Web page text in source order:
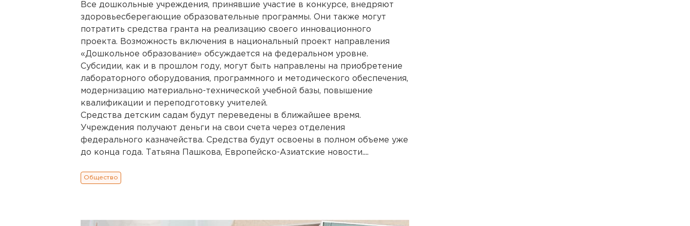
Все дошкольные учреждения, принявшие участие в конкурсе, внедряют
здоровьесберегающие образовательные программы. Они также могут
потратить средства гранта на реализацию своего инновационного
проекта. Возможность включения в национальный проект направления
«Дошкольное образование» обсуждается на федеральном уровне.
Субсидии, как и в прошлом году, могут быть направлены на приобретение
лабораторного оборудования, программного и методического обеспечения,
модернизацию материально-технической учебной базы, повышение
квалификации и переподготовку учителей.
Средства детским садам будут переведены в ближайшее время.
Учреждения получают деньги на свои счета через отделения
федерального казначейства. Средства будут освоены в полном объеме уже
до конца года. Татьяна Пашкова, Европейско-Азиатские новости....
Общество